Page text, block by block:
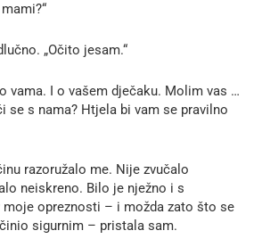
„Očito jesam.“
vama. I o vašem dječaku. Molim vas …
se s nama? Htjela bi vam se pravilno
razoružalo me. Nije zvučalo
neiskreno. Bilo je nježno i s
opreznosti – i možda zato što se
sigurnim – pristala sam.